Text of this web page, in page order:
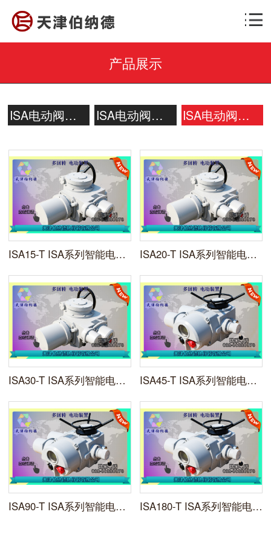
产品展示
ISA电动阀门装置开关型 ISA电动阀门装置整体型 ISA电动阀门装置调节型
ISA15-T ISA系列智能电动调节装置天津伯纳德 ISA20-T ISA系列智能电动调节型装置天津伯纳德
ISA30-T ISA系列智能电动调节装置天津伯纳德 ISA45-T ISA系列智能电动调节装置天津伯纳德
ISA90-T ISA系列智能电动调节装置天津伯纳德 ISA180-T ISA系列智能电动调节装置天津伯纳德